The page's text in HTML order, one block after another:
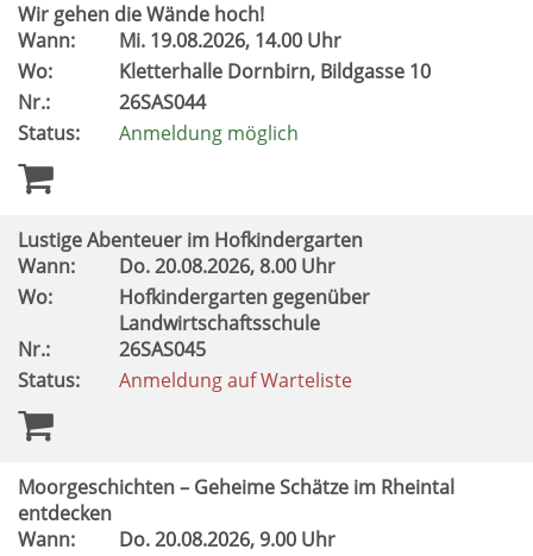
Wir gehen die Wände hoch!
Wann:
Mi. 19.08.2026, 14.00 Uhr
Wo:
Kletterhalle Dornbirn, Bildgasse 10
Nr.:
26SAS044
Status:
Anmeldung möglich
Lustige Abenteuer im Hofkindergarten
Wann:
Do.20.08.2026, 8.00 Uhr
Wo:
Hofkindergarten gegenüber
Landwirtschaftsschule
Nr.:
26SAS045
Status:
Anmeldung auf Warteliste
Moorgeschichten – Geheime Schätze im Rheintal
entdecken
Wann:
Do.20.08.2026, 9.00 Uhr